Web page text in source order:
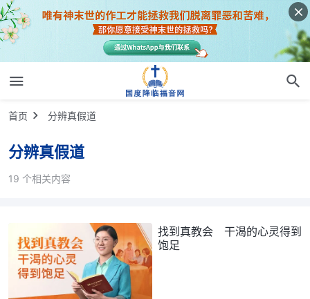
首页 分辨真假道
分辨真假道
19 个相关内容
找到真教会 干渴的心灵得到
饱足